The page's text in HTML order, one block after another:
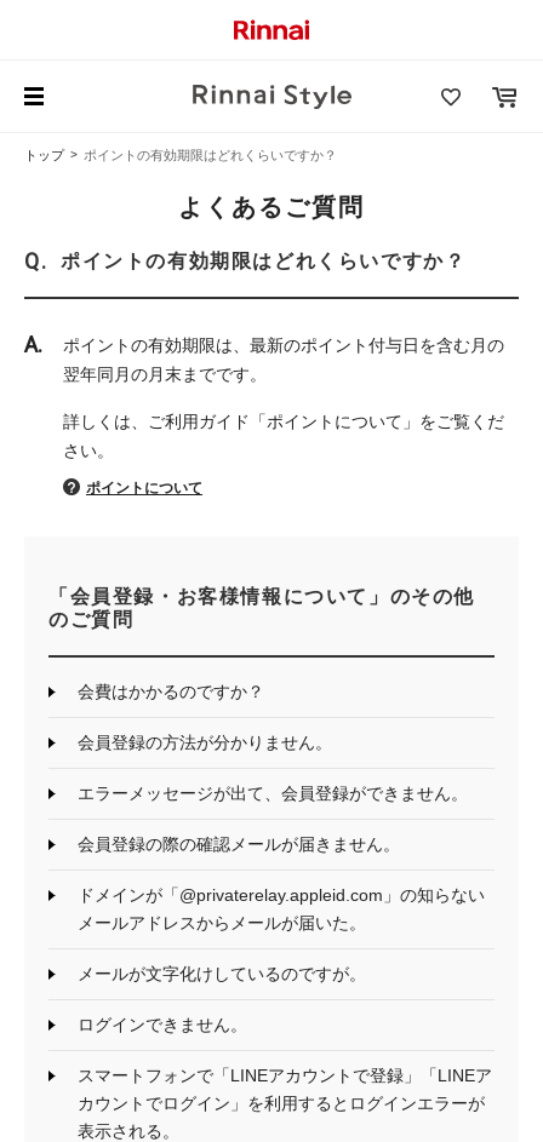
トップ ポイントの有効期限はどれくらいですか？
よくあるご質問
ポイントの有効期限はどれくらいですか？
ポイントの有効期限は、最新のポイント付与日を含む月の
翌年同月の月末までです。
詳しくは、ご利用ガイド「ポイントについて」をご覧くだ
さい。
ポイントについて
「会員登録・お客様情報について」のその他
のご質問
会費はかかるのですか？
会員登録の方法が分かりません。
エラーメッセージが出て、会員登録ができません。
会員登録の際の確認メールが届きません。
ドメインが「@privaterelay.appleid.com」の知らない
メールアドレスからメールが届いた。
メールが文字化けしているのですが。
ログインできません。
スマートフォンで「LINEアカウントで登録」「LINEア
カウントでログイン」を利用するとログインエラーが
表示される。